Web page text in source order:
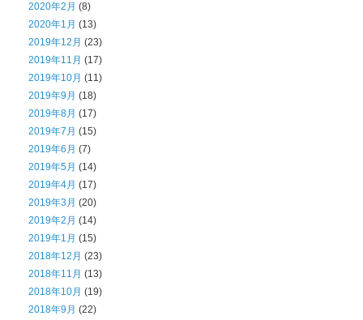
2020年2月 (8)
2020年1月 (13)
2019年12月 (23)
2019年11月 (17)
2019年10月 (11)
2019年9月 (18)
2019年8月 (17)
2019年7月 (15)
2019年6月 (7)
2019年5月 (14)
2019年4月 (17)
2019年3月 (20)
2019年2月 (14)
2019年1月 (15)
2018年12月 (23)
2018年11月 (13)
2018年10月 (19)
2018年9月 (22)